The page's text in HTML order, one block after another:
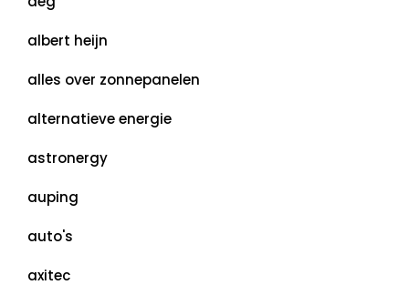
albert heijn
alles over zonnepanelen
alternatieve energie
astronergy
auping
auto's
axitec